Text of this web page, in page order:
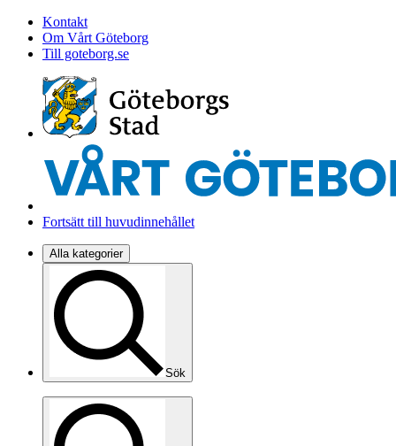
Kontakt
Om Vårt Göteborg
Till goteborg.se
Fortsätt till huvudinnehållet
Alla kategorier
Sök